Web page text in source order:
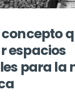
concepto
espacios
para la